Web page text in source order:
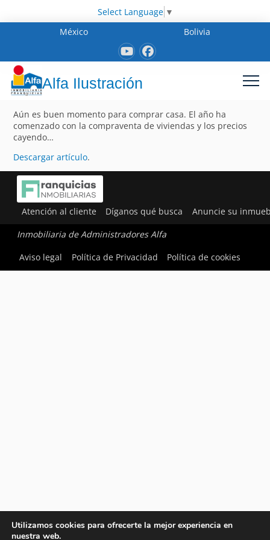
Select Language ▼
México
Bolivia
Alfa Ilustración
Aún es buen momento para comprar casa. El año ha
comenzado con la compraventa de viviendas y los precios
cayendo…
Descargar artículo.
Atención al cliente Díganos qué busca Anuncie su
Inmobiliaria de Administradores Alfa
Aviso legal
Política de Privacidad Política de cookies
Utilizamos cookies para ofrecerte la mejor experiencia en
nuestra web.